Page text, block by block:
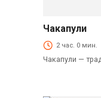
Горячие блюда
Чакапули
2 час. 0 мин.
Чакапули —